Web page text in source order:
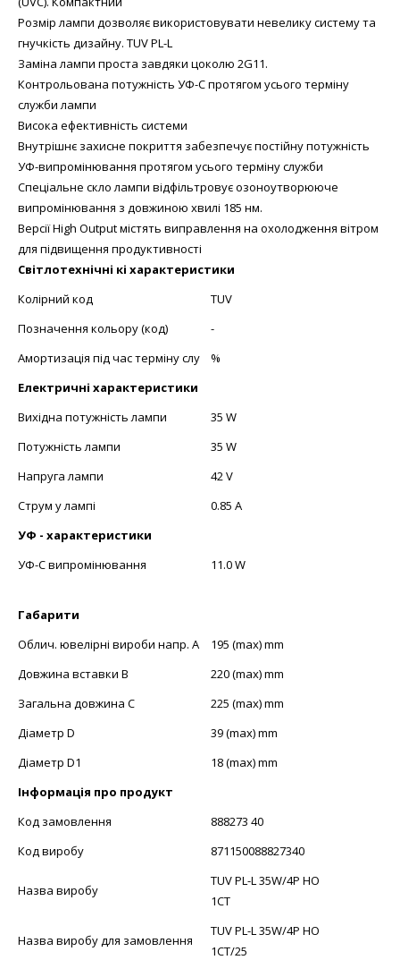
Розмір лампи дозволяє використовувати невелику систему та
гнучкість дизайну. TUV PL-L
Заміна лампи проста завдяки цоколю 2G11.
Контрольована потужність УФ-C протягом усього терміну
служби лампи
Висока ефективність системи
Внутрішнє захисне покриття забезпечує постійну потужність
УФ-випромінювання протягом усього терміну служби
Спеціальне скло лампи відфільтровує озоноутворююче
випромінювання з довжиною хвилі 185 нм.
Версії High Output містять виправлення на охолодження вітром
для підвищення продуктивності
Світлотехнічні кі характеристики
Колірний код
TUV
Позначення кольору (код)
-
Амортизація під час терміну слу
%
Електричні характеристики
Вихідна потужність лампи
35 W
Потужність лампи
35 W
Напруга лампи
42 V
Струм у лампі
0.85 A
УФ - характеристики
УФ-C випромінювання
11.0 W
Габарити
Облич. ювелірні вироби напр. А
195 (max) mm
Довжина вставки В
220 (max) mm
Загальна довжина С
225 (max) mm
Діаметр D
39 (max) mm
Діаметр D1
18 (max) mm
Інформація про продукт
Код замовлення
888273 40
Код виробу
871150088827340
Назва виробу
TUV PL-L 35W/4P HO
1CT
Назва виробу для замовлення
TUV PL-L 35W/4P HO
1CT/25